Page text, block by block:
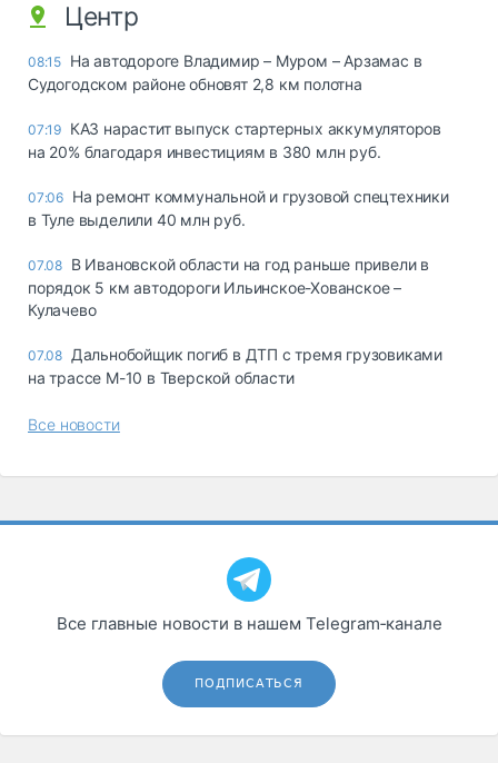
Центр
08:15 На автодороге Владимир – Муром – Арзамас в
Судогодском районе обновят 2,8 км полотна
07:19 КАЗ нарастит выпуск стартерных аккумуляторов
на 20% благодаря инвестициям в 380 млн руб.
07:06 На ремонт коммунальной и грузовой спецтехники
в Туле выделили 40 млн руб.
07.08 В Ивановской области на год раньше привели в
порядок 5 км автодороги Ильинское-Хованское –
Кулачево
07.08 Дальнобойщик погиб в ДТП с тремя грузовиками
на трассе М-10 в Тверской области
Все новости
Все главные новости в нашем Telegram‑канале
ПОДПИСАТЬСЯ